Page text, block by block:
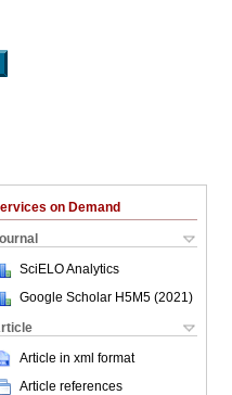
on Demand
SciELO Analytics
Google Scholar H5M5 (2021 )
Article in xml format
Article references